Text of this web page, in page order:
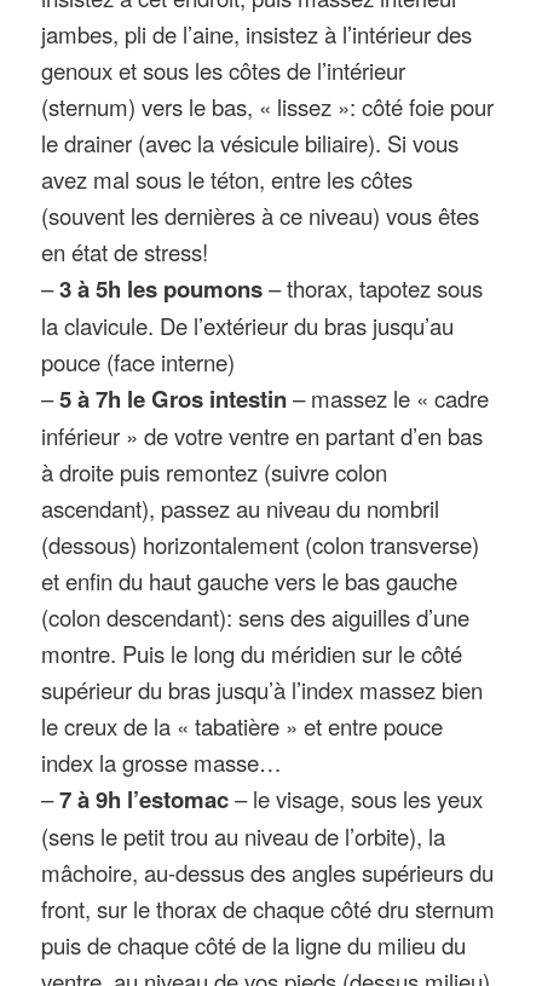
jambes, pli de l’aine, insistez à l’intérieur des
genoux et sous les côtes de l’intérieur
(sternum) vers le bas, « lissez »: côté foie pour
le drainer (avec la vésicule biliaire). Si vous
avez mal sous le téton, entre les côtes
(souvent les dernières à ce niveau) vous êtes
en état de stress!
–3 à 5h les poumons– thorax, tapotez sous
la clavicule. De l’extérieur du bras jusqu’au
pouce (face interne)
–5 à 7h le Gros intestin– massez le « cadre
inférieur » de votre ventre en partant d’en bas
à droite puis remontez (suivre colon
ascendant), passez au niveau du nombril
(dessous) horizontalement (colon transverse)
et enfin du haut gauche vers le bas gauche
(colon descendant): sens des aiguilles d’une
montre. Puis le long du méridien sur le côté
supérieur du bras jusqu’à l’index massez bien
le creux de la « tabatière » et entre pouce
index la grosse masse…
–7 à 9h l’estomac– le visage, sous les yeux
(sens le petit trou au niveau de l’orbite), la
mâchoire, au-dessus des angles supérieurs du
front, sur le thorax de chaque côté dru sternum
puis de chaque côté de la ligne du milieu du